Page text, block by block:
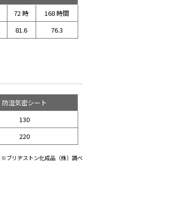
72 時
168 時間
81.6 76.3
防湿気密シート
130
220
※ブリヂストン化成品（株）調べ